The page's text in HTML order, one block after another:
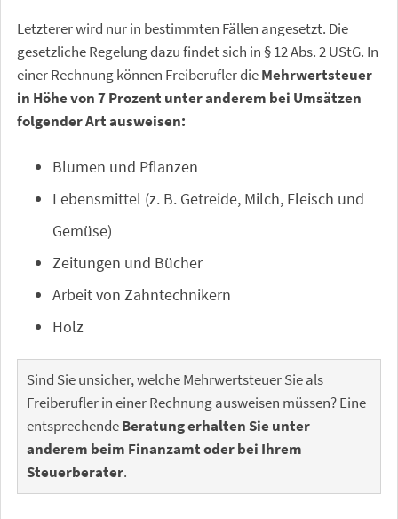
Letzterer wird nur in bestimmten Fällen angesetzt. Die
gesetzliche Regelung dazu findet sich in § 12 Abs. 2 UStG. In
einer Rechnung können Freiberufler dieMehrwertsteuer
in Höhe von 7 Prozent unter anderem bei Umsätzen
folgender Art ausweisen:
Blumen und Pflanzen
Lebensmittel (z. B. Getreide, Milch, Fleisch und
Gemüse)
Zeitungen und Bücher
Arbeit von Zahntechnikern
Holz
Sind Sie unsicher, welche Mehrwertsteuer Sie als
Freiberufler in einer Rechnung ausweisen müssen? Eine
entsprechendeBeratung erhalten Sie unter
anderem beim Finanzamt oder bei Ihrem
Steuerberater.